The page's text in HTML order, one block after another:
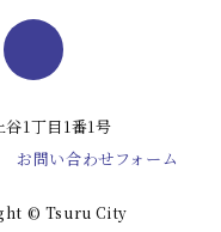
1丁目1番1号
お問い合わせフォーム
© Tsuru City